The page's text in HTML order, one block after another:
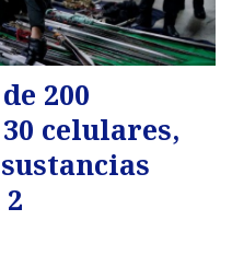
200
celulares,